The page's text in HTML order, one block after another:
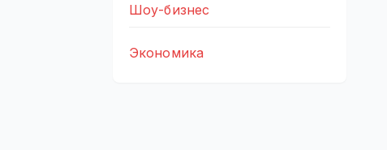
Шоу-бизнес
Экономика